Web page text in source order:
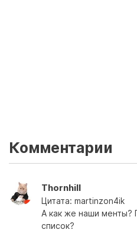
Комментарии
Thornhill
Цитата: martinzon4ik
А как же наши менты?
список?